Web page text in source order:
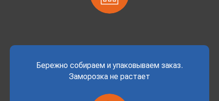
Бережно собираем и упаковываем заказ.
Заморозка не растает